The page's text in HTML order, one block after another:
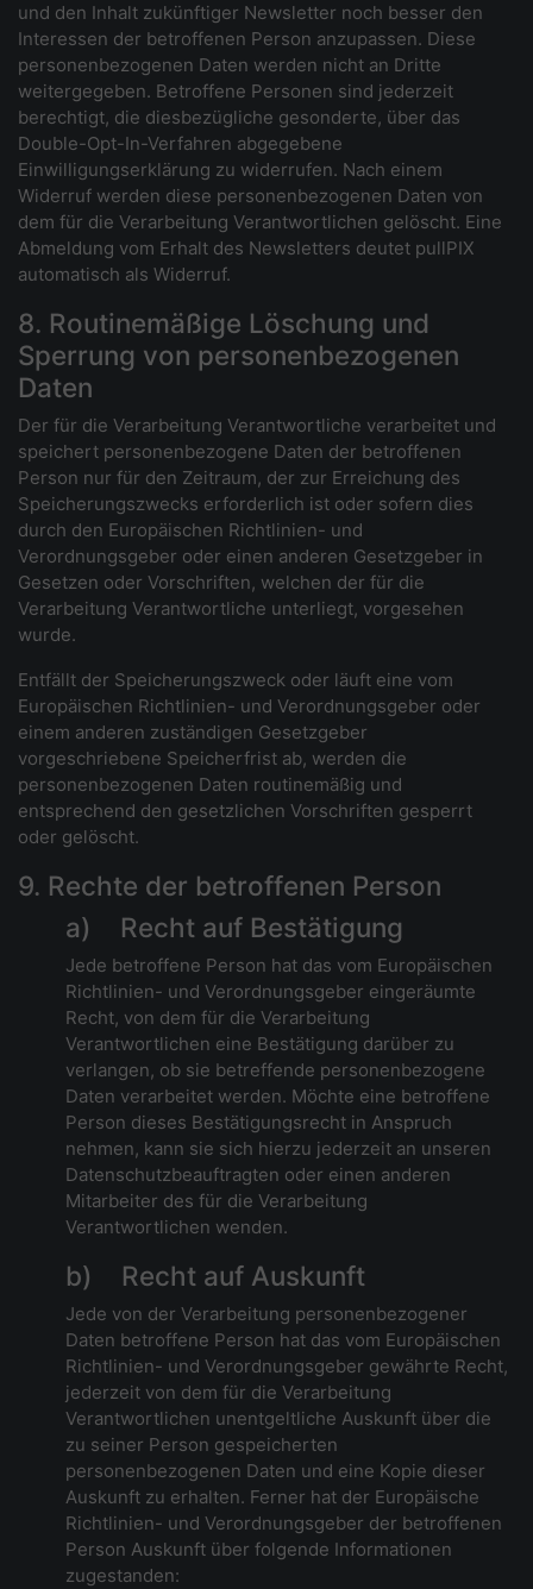
und den Inhalt zukünftiger Newsletter noch besser den
Interessen der betroffenen Person anzupassen. Diese
personenbezogenen Daten werden nicht an Dritte
weitergegeben. Betroffene Personen sind jederzeit
berechtigt, die diesbezügliche gesonderte, über das
Double-Opt-In-Verfahren abgegebene
Einwilligungserklärung zu widerrufen. Nach einem
Widerruf werden diese personenbezogenen Daten von
dem für die Verarbeitung Verantwortlichen gelöscht. Eine
Abmeldung vom Erhalt des Newsletters deutet pullPIX
automatisch als Widerruf.
8. Routinemäßige Löschung und
Sperrung von personenbezogenen
Daten
Der für die Verarbeitung Verantwortliche verarbeitet und
speichert personenbezogene Daten der betroffenen
Person nur für den Zeitraum, der zur Erreichung des
Speicherungszwecks erforderlich ist oder sofern dies
durch den Europäischen Richtlinien- und
Verordnungsgeber oder einen anderen Gesetzgeber in
Gesetzen oder Vorschriften, welchen der für die
Verarbeitung Verantwortliche unterliegt, vorgesehen
wurde.
Entfällt der Speicherungszweck oder läuft eine vom
Europäischen Richtlinien- und Verordnungsgeber oder
einem anderen zuständigen Gesetzgeber
vorgeschriebene Speicherfrist ab, werden die
personenbezogenen Daten routinemäßig und
entsprechend den gesetzlichen Vorschriften gesperrt
oder gelöscht.
9. Rechte der betroffenen Person
a) Recht auf Bestätigung
Jede betroffene Person hat das vom Europäischen
Richtlinien- und Verordnungsgeber eingeräumte
Recht, von dem für die Verarbeitung
Verantwortlichen eine Bestätigung darüber zu
verlangen, ob sie betreffende personenbezogene
Daten verarbeitet werden. Möchte eine betroffene
Person dieses Bestätigungsrecht in Anspruch
nehmen, kann sie sich hierzu jederzeit an unseren
Datenschutzbeauftragten oder einen anderen
Mitarbeiter des für die Verarbeitung
Verantwortlichen wenden.
b) Recht auf Auskunft
Jede von der Verarbeitung personenbezogener
Daten betroffene Person hat das vom Europäischen
Richtlinien- und Verordnungsgeber gewährte Recht,
jederzeit von dem für die Verarbeitung
Verantwortlichen unentgeltliche Auskunft über die
zu seiner Person gespeicherten
personenbezogenen Daten und eine Kopie dieser
Auskunft zu erhalten. Ferner hat der Europäische
Richtlinien- und Verordnungsgeber der betroffenen
Person Auskunft über folgende Informationen
zugestanden: